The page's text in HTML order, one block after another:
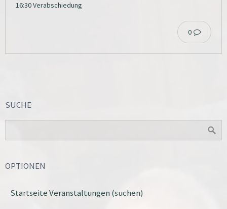
16:30 Verabschiedung
0
SUCHE
OPTIONEN
Startseite Veranstaltungen (suchen)